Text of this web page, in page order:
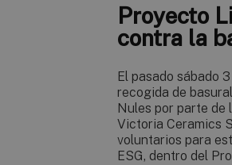
Proyecto
contra la
El pasado sábado
recogida de
Nules por parte de
Victoria Ceramics
voluntarios para
ESG, dentro del